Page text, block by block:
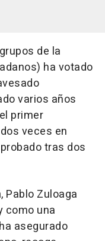
de la
ha votado
varios años
primer
veces en
tras dos
Pablo Zuloaga
como una
asegurado